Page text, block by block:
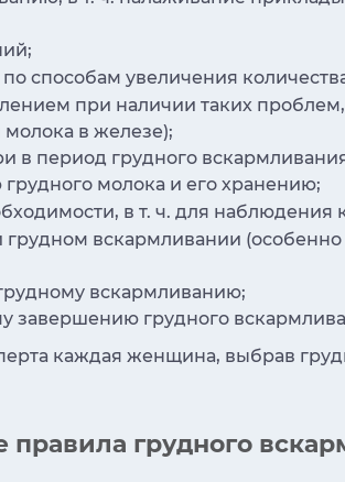
способам увеличения
при наличии таких
молока в железе);
в период грудного
молока и его хранению;
в т. ч. для наблюдения
вскармливании
вскармливанию;
завершению грудного
каждая женщина, выбрав
правила грудного